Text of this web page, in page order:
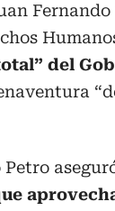
del